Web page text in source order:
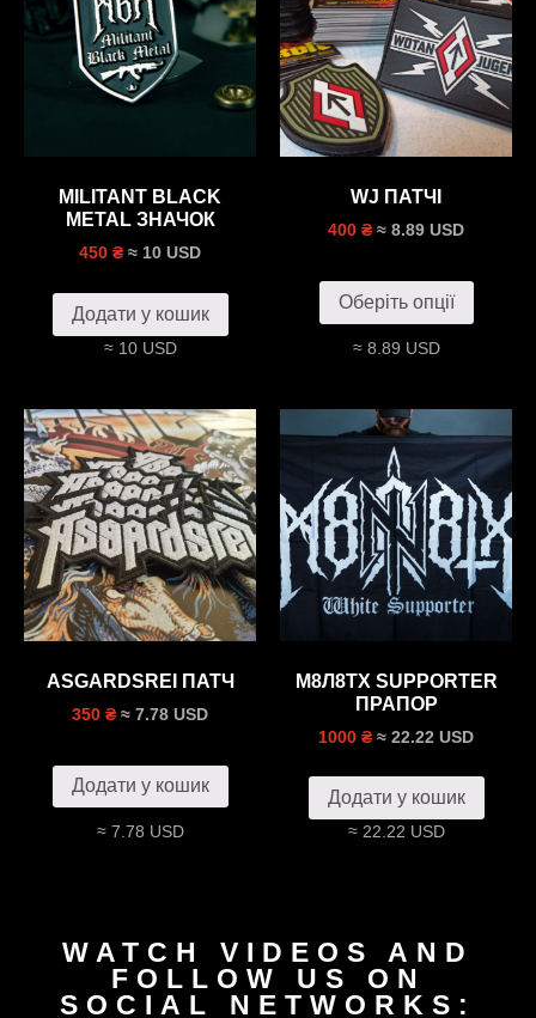
MILITANT BLACK
METAL ЗНАЧОК
450 ₴ ≈ 10 USD
Додати у кошик
≈ 10 USD
WJ ПАТЧI
400 ₴ ≈ 8.89 USD
Оберіть опції
≈ 8.89 USD
ASGARDSREI ПАТЧ
350 ₴ ≈ 7.78 USD
Додати у кошик
≈ 7.78 USD
М8Л8ТХ SUPPORTER
ПРАПОР
1000 ₴ ≈ 22.22 USD
Додати у кошик
≈ 22.22 USD
WATCH VIDEOS AND
FOLLOW US ON
SOCIAL NETWORKS: